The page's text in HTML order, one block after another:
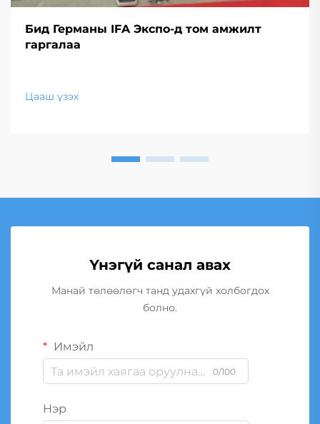
Бид Германы IFA Экспо-д том амжилт
гаргалаа
Цааш үзэх
Үнэгүй санал авах
Манай төлөөлөгч танд удахгүй холбогдох
болно.
Имэйл
0/100
Нэр